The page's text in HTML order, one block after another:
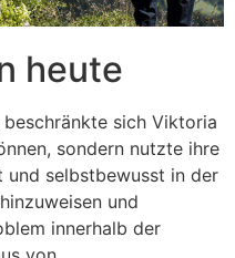
heute
sich Viktoria
sondern nutzte ihre
und selbstbewusst in der
und
innerhalb der